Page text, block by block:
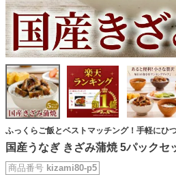
ふっくらご飯とベストマッチング！手軽にひ
国産うなぎ きざみ蒲焼 5パックセ
商品番号 kizami80-p5